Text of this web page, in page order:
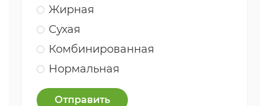
Жирная
Сухая
Комбинированная
Нормальная
Отправить